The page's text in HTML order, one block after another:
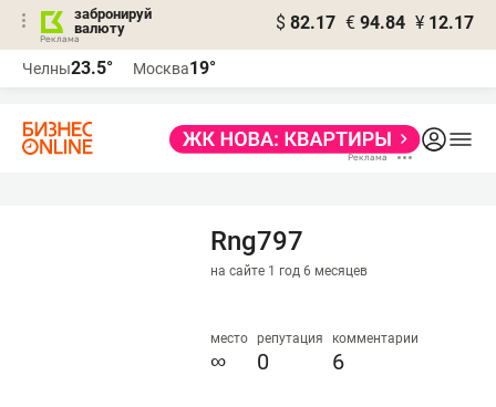
забронируй
валюту
$ 82.17 € 94.84 ¥ 12.17
Челны23.5° Москва19°
Rng797
на сайте 1 год 6 месяцев
место
∞
репутация
0
комментарии
6